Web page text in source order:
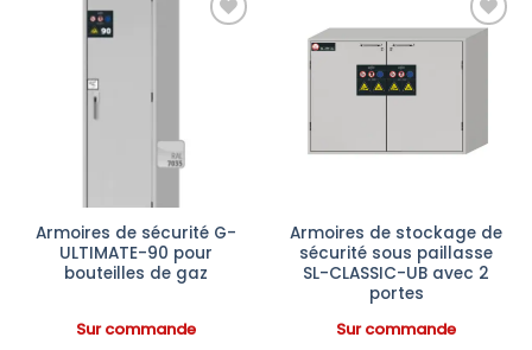
Armoires de sécurité G-
ULTIMATE-90 pour
bouteilles de gaz
Sur commande
Armoires de stockage de
sécurité sous paillasse
SL-CLASSIC-UB avec 2
portes
Sur commande